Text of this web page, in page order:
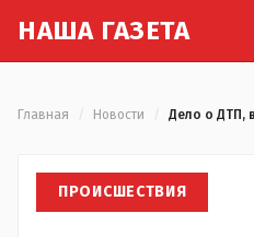
НАША ГАЗЕТА
Главная Новости
ПРОИСШЕСТВИЯ